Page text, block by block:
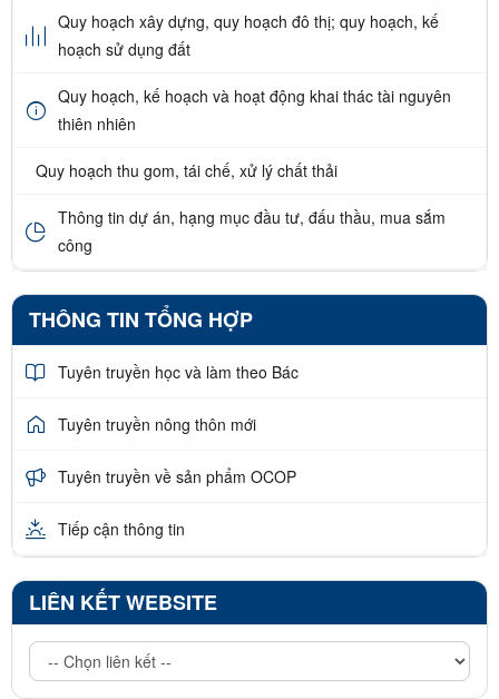
Quy hoạch xây dựng, quy hoạch đô thị; quy hoạch, kế
hoạch sử dụng đất
Quy hoạch, kế hoạch và hoạt động khai thác tài nguyên
thiên nhiên
Quy hoạch thu gom, tái chế, xử lý chất thải
Thông tin dự án, hạng mục đầu tư, đấu thầu, mua sắm
công
THÔNG TIN TỔNG HỢP
Tuyên truyền học và làm theo Bác
Tuyên truyền nông thôn mới
Tuyên truyền về sản phẩm OCOP
Tiếp cận thông tin
LIÊN KẾT WEBSITE